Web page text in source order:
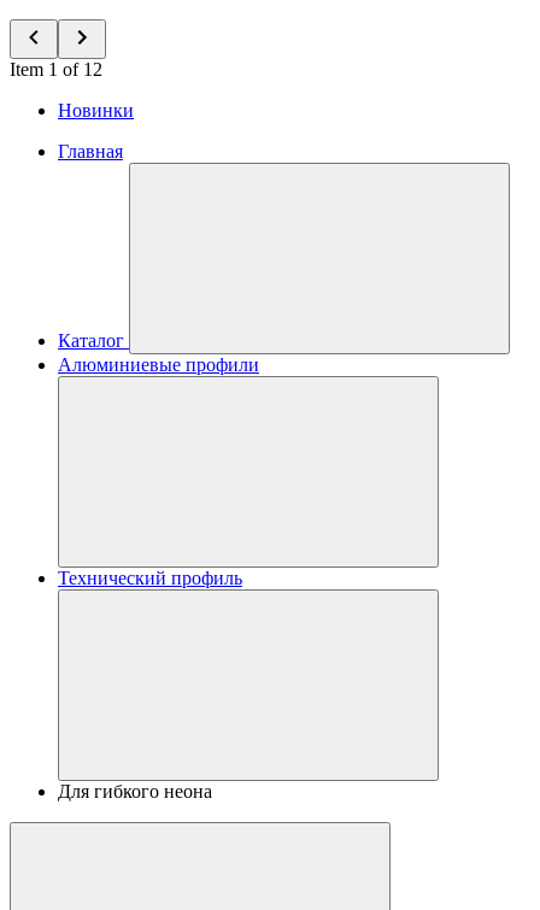
Item 1 of 12
Новинки
Главная
Каталог
Алюминиевые профили
Технический профиль
Для гибкого неона